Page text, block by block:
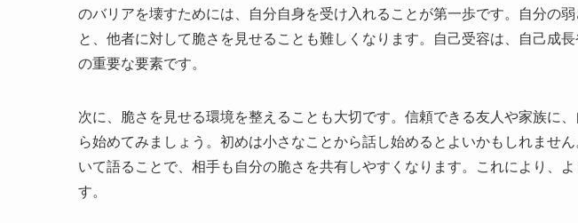
のバリアを壊すためには、自分自身を受け入れることが第一歩です。自分の
と、他者に対して脆さを見せることも難しくなります。自己受容は、自己成
の重要な要素です。
次に、脆さを見せる環境を整えることも大切です。信頼できる友人や家族に
ら始めてみましょう。初めは小さなことから話し始めるとよいかもしれませ
いて語ることで、相手も自分の脆さを共有しやすくなります。これにより、
す。